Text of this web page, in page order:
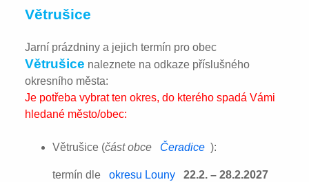
Větrušice
Jarní prázdniny a jejich termín pro obec
Větrušice naleznete na odkaze příslušného
okresního města:
Je potřeba vybrat ten okres, do kterého spadá Vámi
hledané město/obec:
Větrušice (část obce Čeradice ):
termín dle okresu Louny 22.2. – 28.2.2027